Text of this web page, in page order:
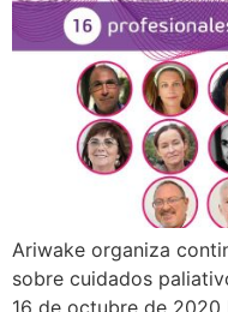
Ariwake organiza
sobre cuidados
16 de octubre de 2020